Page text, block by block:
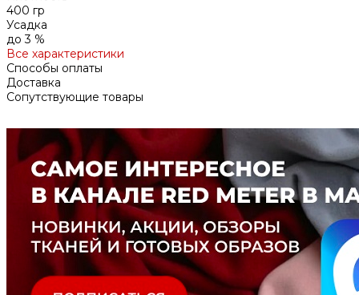
400 гр
Усадка
до 3 %
Все характеристики
Способы оплаты
Доставка
Сопутствующие товары